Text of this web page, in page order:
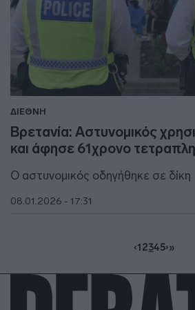
ΔΙΕΘΝΗ
Βρετανία: Αστυνομικός
και άφησε 61χρονο
Ο αστυνομικός οδηγήθηκε σε δίκη
08.01.2026 - 17:31
‹12345›»